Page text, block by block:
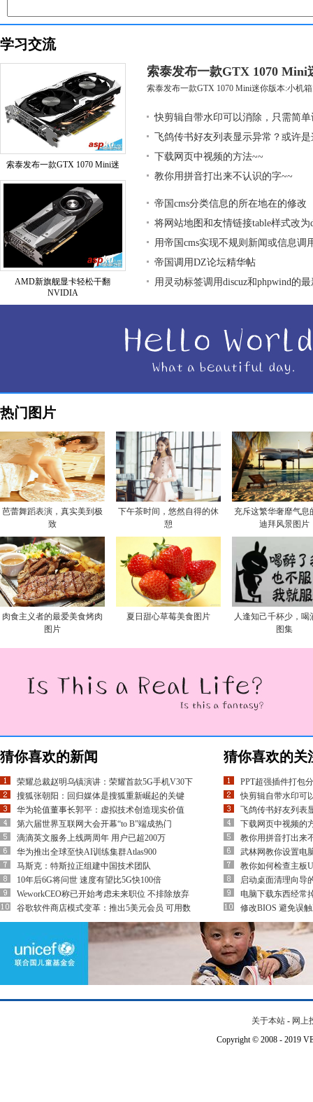
学习交流
索泰发布一款GTX 1070 Mini迷
AMD新旗舰显卡轻松干翻
NVIDIA
索泰发布一款GTX 1070 Mini
索泰发布一款GTX 1070 Mini迷你版本:小机
快剪辑自带水印可以消除，只需简单
飞鸽传书好友列表显示异常？或许
下载网页中视频的方法~~
教你用拼音打出来不认识的字~~
帝国cms分类信息的所在地在的修改
将网站地图和友情链接table样式改为
用帝国cms实现不规则新闻或信息调
帝国调用DZ论坛精华帖
用灵动标签调用discuz和phpwind的
热门图片
芭蕾舞蹈表演，真实美到极
致
下午茶时间，悠然自得的休
憩
充斥这繁华奢靡气息
迪拜风景图片
肉食主义者的最爱美食烤肉
图片
夏日甜心草莓美食图片
人逢知己千杯少，喝
图集
猜你喜欢的新闻
荣耀总裁赵明乌镇演讲：荣耀首款5G手机V30下
搜狐张朝阳：回归媒体是搜狐重新崛起的关键
华为轮值董事长郭平：虚拟技术创造现实价值
第六届世界互联网大会开幕“to B”端成热门
滴滴英文服务上线两周年 用户已超200万
华为推出全球至快AI训练集群Atlas900
马斯克：特斯拉正组建中国技术团队
10年后6G将问世 速度有望比5G快100倍
WeworkCEO称已开始考虑未来职位 不排除放弃
谷歌软件商店模式变革：推出5美元会员 可用数
猜你喜欢的关
PPT超强插件打包
快剪辑自带水印可
飞鸽传书好友列表
下载网页中视频的
教你用拼音打出来
武林网教你设置电
教你如何检查主板
启动桌面清理向导
电脑下载东西经常
修改BIOS 避免误
关于本站 - 网上
Copyright © 2008 - 2019